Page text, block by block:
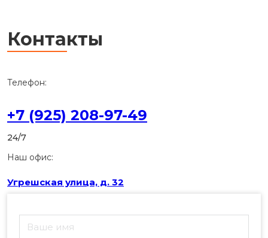
Контакты
Телефон:
+7 (925) 208-97-49
24/7
Наш офис:
Угрешская улица, д. 32